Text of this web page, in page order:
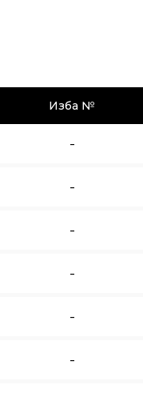
Изба №
-
-
-
-
-
-